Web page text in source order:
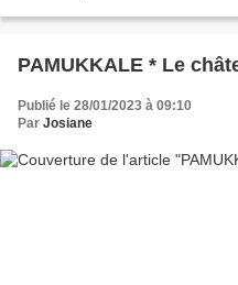
PAMUKKALE * Le
Publié le 28/01/2023 à 09:10
Par Josiane